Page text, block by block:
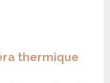
thermique